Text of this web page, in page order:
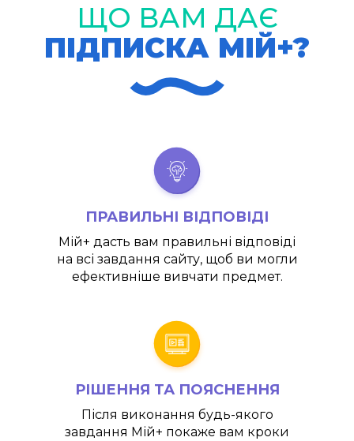
ЩО ВАМ ДАЄ
ПІДПИСКА МІЙ+?
ПРАВИЛЬНІ ВІДПОВІДІ
Мій+ дасть вам правильні відповіді
на всі завдання сайту, щоб ви могли
ефективніше вивчати предмет.
РІШЕННЯ ТА ПОЯСНЕННЯ
Після виконання будь-якого
завдання Мій+ покаже вам кроки